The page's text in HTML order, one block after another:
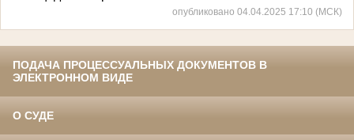
опубликовано 04.04.2025 17:10 (МСК)
ПОДАЧА ПРОЦЕССУАЛЬНЫХ ДОКУМЕНТОВ В
ЭЛЕКТРОННОМ ВИДЕ
О СУДЕ